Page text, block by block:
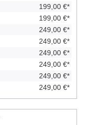
199,00 €*
199,00 €*
249,00 €*
249,00 €*
249,00 €*
249,00 €*
249,00 €*
249,00 €*